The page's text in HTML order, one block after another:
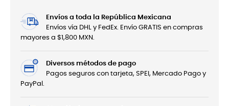
Envíos a toda la República Mexicana
Envíos vía DHL y FedEx. Envío GRATIS en compras
mayores a $1,800 MXN.
Diversos métodos de pago
Pagos seguros con tarjeta, SPEI, Mercado Pago y
PayPal.